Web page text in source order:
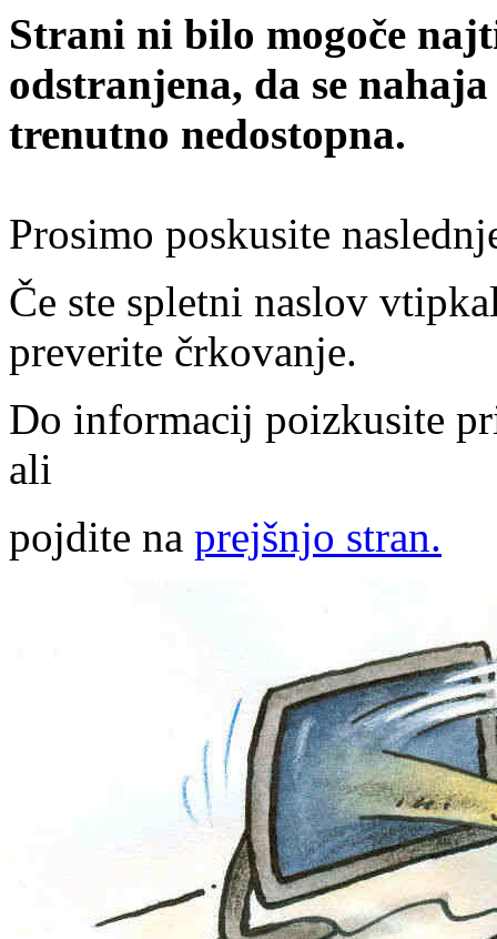
Strani ni bilo mogoče
odstranjena, da se
trenutno nedostopna.
Prosimo poskusite
Če ste spletni naslov
preverite črkovanje.
Do informacij poizkusite
ali
pojdite na prejšnjo stran.